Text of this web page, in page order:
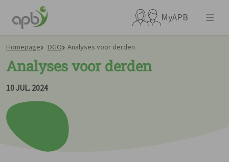
MyAPB
Homepage DGO Analyses voor derden
Analyses voor derden
10 JUL. 2024
Waar ben je naar op zoek?